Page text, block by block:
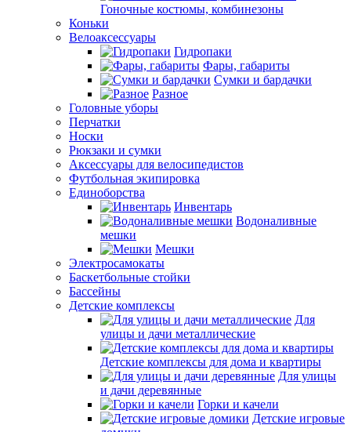
Гоночные костюмы, комбинезоны
Коньки
Велоаксессуары
Гидропаки
Фары, габариты
Сумки и бардачки
Разное
Головные уборы
Перчатки
Носки
Рюкзаки и сумки
Аксессуары для велосипедистов
Футбольная экипировка
Единоборства
Инвентарь
Водоналивные
мешки
Мешки
Электросамокаты
Баскетбольные стойки
Бассейны
Детские комплексы
Для
улицы и дачи металлические
Детские комплексы для дома и квартиры
Для улицы
и дачи деревянные
Горки и качели
Детские игровые